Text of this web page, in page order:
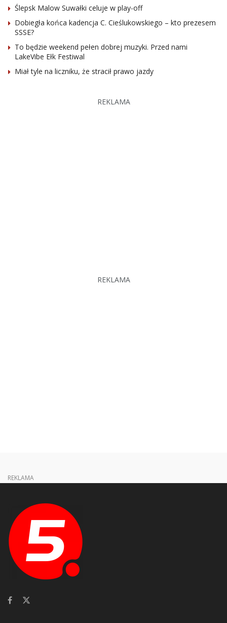
Ślepsk Malow Suwałki celuje w play-off
Dobiegła końca kadencja C. Cieślukowskiego – kto prezesem
SSSE?
To będzie weekend pełen dobrej muzyki. Przed nami
LakeVibe Ełk Festiwal
Miał tyle na liczniku, że stracił prawo jazdy
REKLAMA
REKLAMA
REKLAMA